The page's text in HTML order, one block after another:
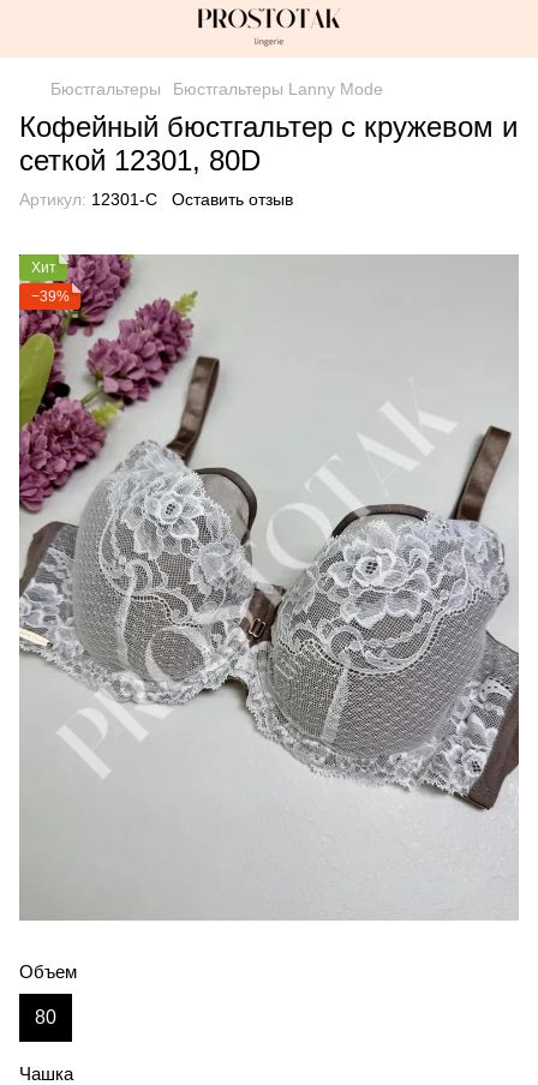
Бюстгальтеры Бюстгальтеры Lanny Mode
Кофейный бюстгальтер с кружевом и
сеткой 12301, 80D
Артикул: 12301-C Оставить отзыв
Хит
−39%
Объем
80
Чашка